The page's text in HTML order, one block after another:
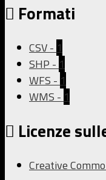
Formati
CSV- 1
SHP - 1
WFS - 1
WMS - 1
Licenze
Creative